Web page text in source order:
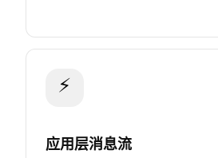
⚡
应用层消息流